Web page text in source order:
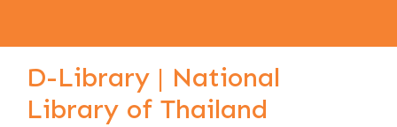
D-Library | National
Library of Thailand